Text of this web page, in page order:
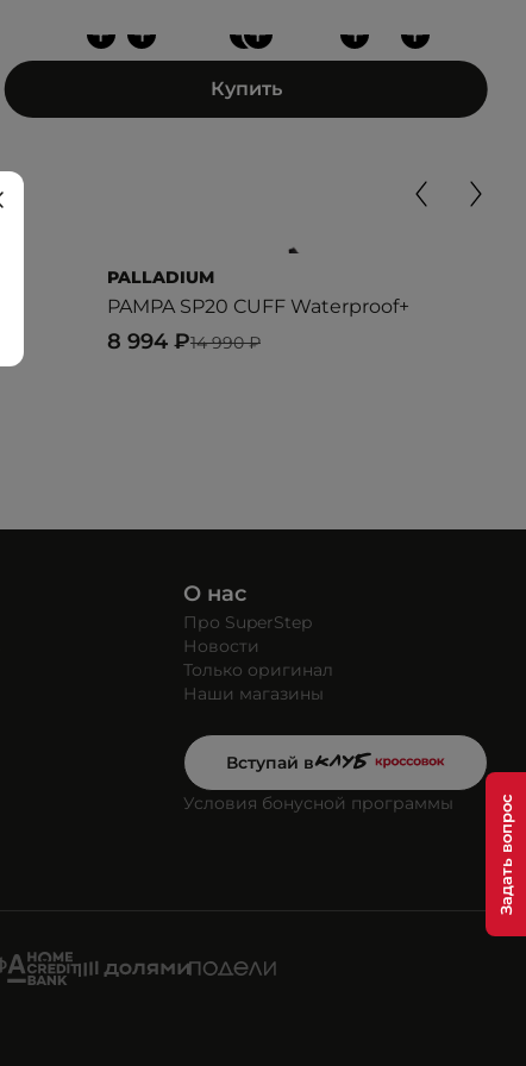
+
+
+ + +
+
Купить
PALLADIUM
PAMPA SP20 CUFF Waterproof+
14 990 ₽
8 994 ₽
О нас
Про SuperStep
Новости
Только оригинал
Наши магазины
Вступай в
Условия бонусной программы